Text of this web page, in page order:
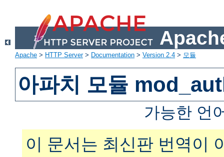
Apache > HTTP Server> Documentation > Version 2.4 > 모듈
아파치 모듈
가능한 언
이 문서는 최신판 번역이